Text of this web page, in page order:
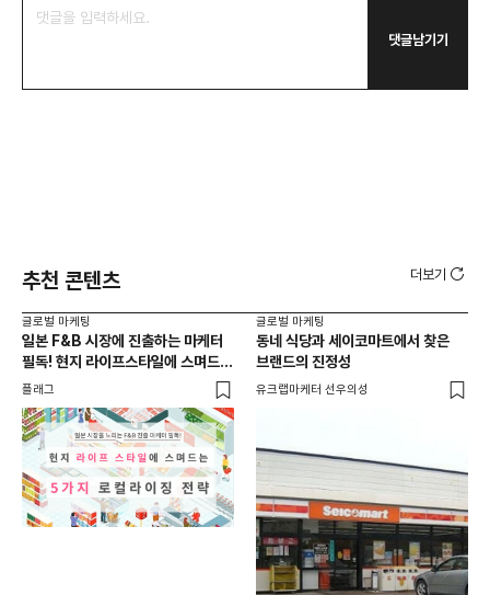
댓글남기기
추천 콘텐츠 더보기
글로벌 마케팅
일본 F&B 시장에 진출하는 마케터
필독! 현지 라이프스타일에 스며드는
5가지 로컬라이징 전략
플래그
글로벌 마케팅
동네 식당과 세이코마트에서 찾은
브랜드의 진정성
유크랩마케터 선우의성